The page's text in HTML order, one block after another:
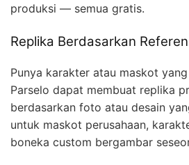
produksi — semua gratis.
Replika Berdasarkan
Punya karakter atau maskot
Parselo dapat membuat replika
berdasarkan foto atau desain
untuk maskot perusahaan,
boneka custom bergambar